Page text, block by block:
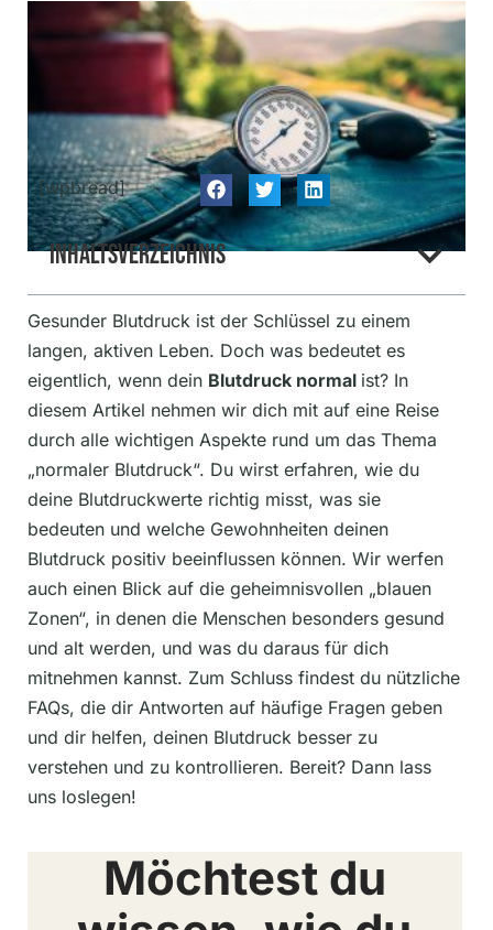
[wpbread]
Inhaltsverzeichnis
Gesunder Blutdruck ist der Schlüssel zu einem
langen, aktiven Leben. Doch was bedeutet es
eigentlich, wenn dein Blutdruck normal ist? In
diesem Artikel nehmen wir dich mit auf eine Reise
durch alle wichtigen Aspekte rund um das Thema
„normaler Blutdruck“. Du wirst erfahren, wie du
deine Blutdruckwerte richtig misst, was sie
bedeuten und welche Gewohnheiten deinen
Blutdruck positiv beeinflussen können. Wir werfen
auch einen Blick auf die geheimnisvollen „blauen
Zonen“, in denen die Menschen besonders gesund
und alt werden, und was du daraus für dich
mitnehmen kannst. Zum Schluss findest du nützliche
FAQs, die dir Antworten auf häufige Fragen geben
und dir helfen, deinen Blutdruck besser zu
verstehen und zu kontrollieren. Bereit? Dann lass
uns loslegen!
Möchtest du